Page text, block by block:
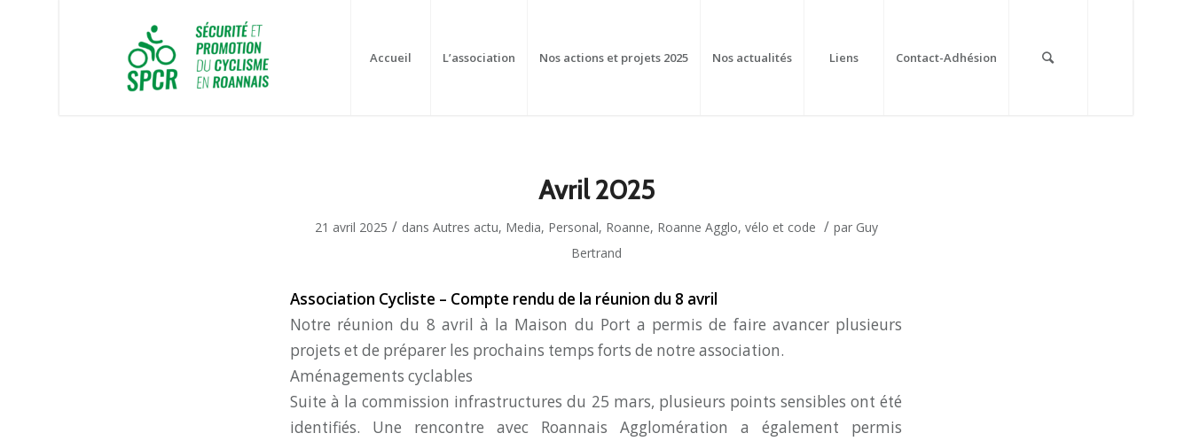
Accueil L’association Nos actions et projets 2025 Nos actualités Liens Contact-Adhésion
Avril 2025
21 avril 2025 / dans Autres actu, Media, Personal, Roanne, Roanne Agglo, vélo et code / par Guy
Bertrand
Association Cycliste – Compte rendu de la réunion du 8 avril
Notre réunion du 8 avril à la Maison du Port a permis de faire avancer plusieurs
projets et de préparer les prochains temps forts de notre association.
Aménagements cyclables
Suite à la commission infrastructures du 25 mars, plusieurs points sensibles ont été
identifiés. Une rencontre avec Roannais Agglomération a également permis